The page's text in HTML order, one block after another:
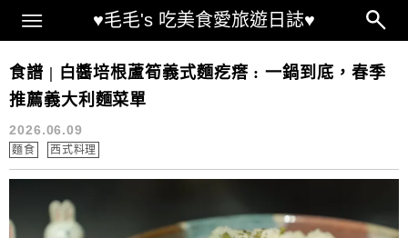
♥毛毛's 吃美食愛旅遊日誌♥
Main Menu
白醬義大利麵食譜
食譜 | 白醬培根蘆筍義式麵疙瘩 : 一鍋到底，春季
推薦義大利麵菜單
2026.06.09
麵食 西式料理